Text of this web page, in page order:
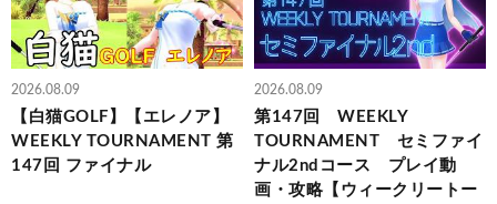
2026.08.09
【白猫GOLF】【エレノア】
WEEKLY TOURNAMENT 第
147回 ファイナル
2026.08.09
第147回 WEEKLY
TOURNAMENT セミファイ
ナル2ndコース プレイ動
画・攻略【ウィークリートー